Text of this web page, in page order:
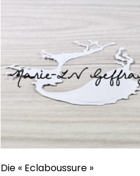
Die « Eclaboussure »